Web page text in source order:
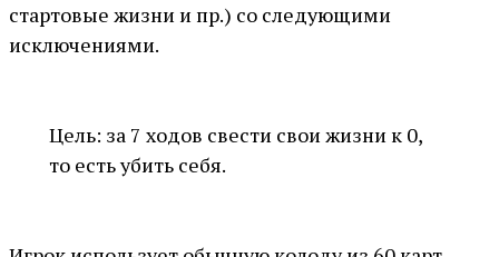
стартовые жизни и пр.) со следующими
исключениями.
Цель: за 7 ходов свести свои жизни к 0,
то есть убить себя.